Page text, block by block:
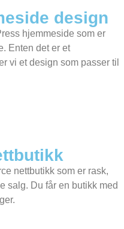
design
hjemmeside som er
Enten det er et
vi et design som passer til
nettbutikk som er rask,
salg. Du får en butikk med